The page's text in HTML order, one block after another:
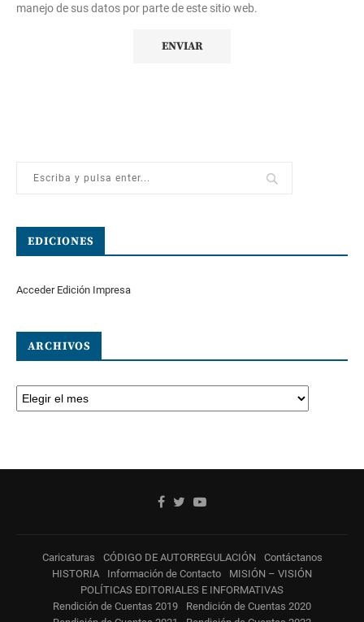
manejo de sus datos por parte de este sitio web.
EDICIONES
Acceder Edición Impresa
ARCHIVOS
Caricaturas CÓDIGO DE AUTORREGULACIÓN
Contáctanos
HISTORIA
Información de Contacto
MISIÓN – VISIÓN
POLÍTICAS EDITORIALES E INFORMATIVAS
Rendición de Cuentas 2019
Rendición de Cuentas 2020